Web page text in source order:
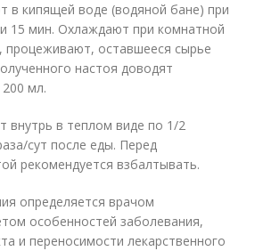
в кипящей воде (водяной бане) при
15 мин. Охлаждают при комнатной
процеживают, оставшееся сырье
настоя доводят
мл.
внутрь в теплом виде по 1/2
сут после еды. Перед
рекомендуется взбалтывать.
определяется врачом
особенностей заболевания,
и переносимости лекарственного